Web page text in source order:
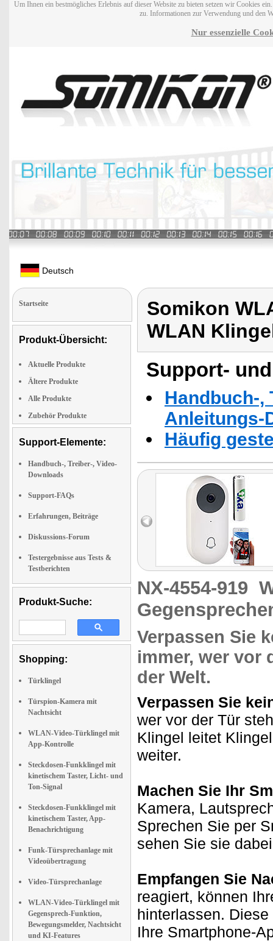
Um Ihnen ein bestmögliches Erlebnis auf dieser Website zu bieten setzen wir Cookies
zu. Informationen zur Verwendung und den
Nur essenzielle
Deutsch
Startseite
Produkt-Übersicht:
Aktuelle Produkte
Ältere Produkte
Alle Produkte
Zubehör Produkte
Support-Elemente:
Handbuch-, Treiber-, Video-
Downloads
Support-FAQs
Erfahrungen, Beiträge
Diskussions-Forum
Testergebnisse aus Tests &
Testberichten
Produkt-Suche:
Shopping:
Türklingel
Türspion-Kamera mit
Nachtsicht
WLAN-Video-Türklingel mit
App-Kontrolle
Steckdosen-Funkklingel mit
kinetischem Taster, Licht- und
Ton-Signal
Steckdosen-Funkklingel mit
kinetischem Taster, App-
Benachrichtigung
Funk-Türsprechanlage mit
Videoübertragung
Video-Türsprechanlage
WLAN-Video-Türklingel mit
Gegensprech-Funktion,
Bewegungsmelder, Nachtsicht
und KI-Features
Somikon
WLAN
Support-
Handbuch-,
Anleitungs-
Häufig
NX-4554-919
Verpassen Sie
immer, wer vor
der Welt.
Verpassen Sie
wer vor der Tür
Klingel leitet
weiter.
Machen Sie Ihr
Kamera,
Sprechen Sie per
sehen Sie sie
Empfangen Sie
reagiert, können
hinterlassen.
Ihre Smartphone-